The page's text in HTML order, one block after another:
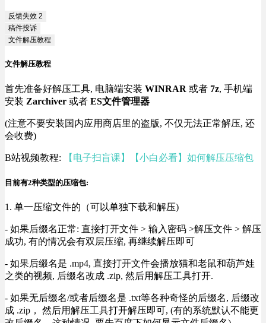
反馈失效 2
稿件投诉
文件解压教程
文件解压教程
首先准备好解压工具, 电脑端安装 WINRAR 或者 7z, 手机端
安装 Zarchiver 或者 ES文件管理器
(注意不要安装国内应用商店里的盗版, 不仅无法正常解压, 还
会收费)
B站视频教程: 【电子扫盲课】【小白必看】如何解压压缩包
目前有2种类型的压缩包:
1. 单一压缩文件的（可以单独下载和解压)
- 如果后缀名正常: 直接打开文件 > 输入密码 >解压文件 > 解压
成功, 有的情况会有双层压缩, 再继续解压即可
- 如果后缀名是 .mp4, 直接打开文件会播放猫和老鼠和葫芦娃
之类的视频, 后缀名改成 .zip, 然后用解压工具打开.
- 如果无后缀名/或者后缀名是 .txt等各种奇怪的后缀名, 后缀改
成 .zip， 然后用解压工具打开解压即可, (有的系统默认不能更